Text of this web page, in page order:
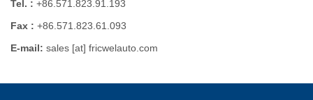
Tel. : +86.571.823.91.193
Fax : +86.571.823.61.093
E-mail: sales [at] fricwelauto.com